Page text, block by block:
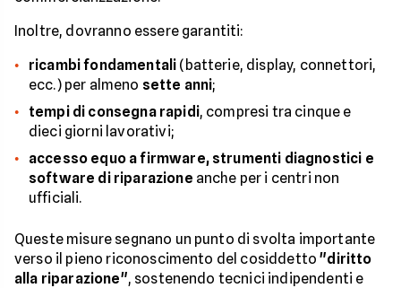
Inoltre, dovranno essere garantiti:
ricambi fondamentali (batterie, display, connettori,
ecc.) per almeno sette anni;
tempi di consegna rapidi, compresi tra cinque e
dieci giorni lavorativi;
accesso equo a firmware, strumenti diagnostici e
software di riparazione anche per i centri non
ufficiali.
Queste misure segnano un punto di svolta importante
verso il pieno riconoscimento del cosiddetto"diritto
alla riparazione", sostenendo tecnici indipendenti e